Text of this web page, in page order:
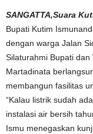
SANGATTA,Suara
Bupati Kutim
dengan warga Jalan
Silaturahmi Bupati dan
Martadinata
membangun fasilitas
“Kalau listrik sudah
instalasi air bersih
Ismu menegaskan